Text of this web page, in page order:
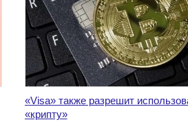
«Visa» также разрешит
«крипту»